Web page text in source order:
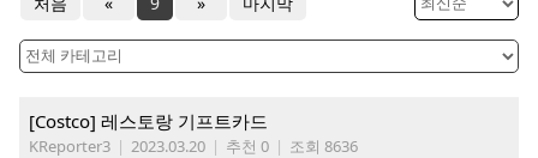
[Costco] 레스토랑 기프트카드
KReporter3 | 2023.03.20 | 추천 0 | 조회 8636